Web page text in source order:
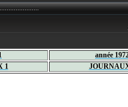
année
1
RAPPEL :